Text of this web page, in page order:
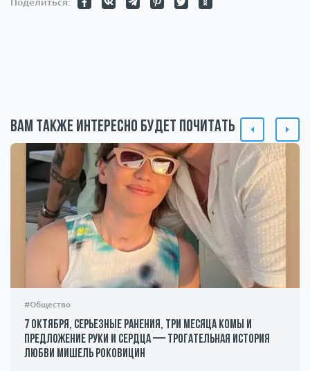
Вам также интересно будет почитать
#Общество
7 октября, серьезные ранения, три месяца комы и
предложение руки и сердца — трогательная история
любви Мишель Роковицин